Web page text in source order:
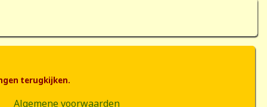
terugkijken.
Algemene voorwaarden